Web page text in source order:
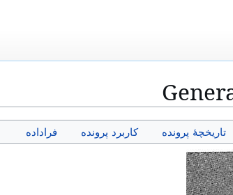
تاریخچهٔ پرونده کاربرد پرونده فراداده